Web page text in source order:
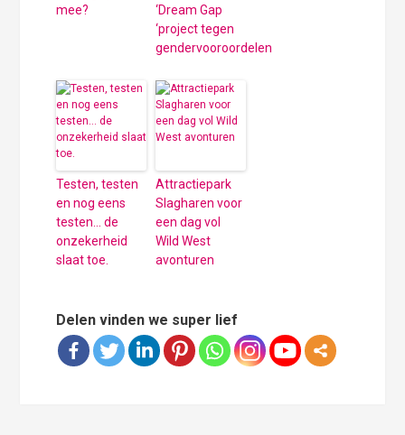
mee?
‘Dream Gap
‘project tegen
gendervooroordelen
Testen, testen
en nog eens
testen… de
onzekerheid
slaat toe.
Attractiepark
Slagharen voor
een dag vol
Wild West
avonturen
Delen vinden we super lief